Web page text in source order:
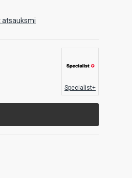
atsauksmi
Specialist+